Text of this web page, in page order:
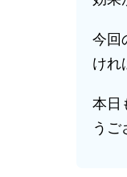
今回
けれ
本日
うご